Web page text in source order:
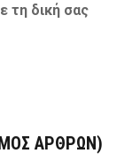
τη δική σας
ΑΡΘΡΩΝ)